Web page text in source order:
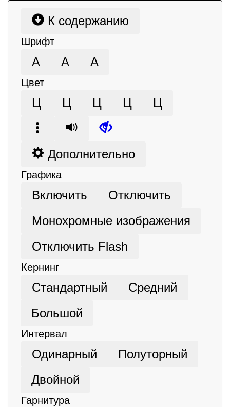
К содержанию
Шрифт
А А А
Цвет
Ц Ц Ц Ц Ц
Дополнительно
Графика
Включить
Отключить
Монохромные изображения
Отключить Flash
Кернинг
Стандартный
Средний
Большой
Интервал
Одинарный
Полуторный
Двойной
Гарнитура